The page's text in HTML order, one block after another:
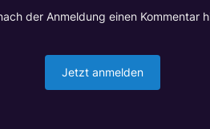
der Anmeldung einen Kommentar
Jetzt anmelden